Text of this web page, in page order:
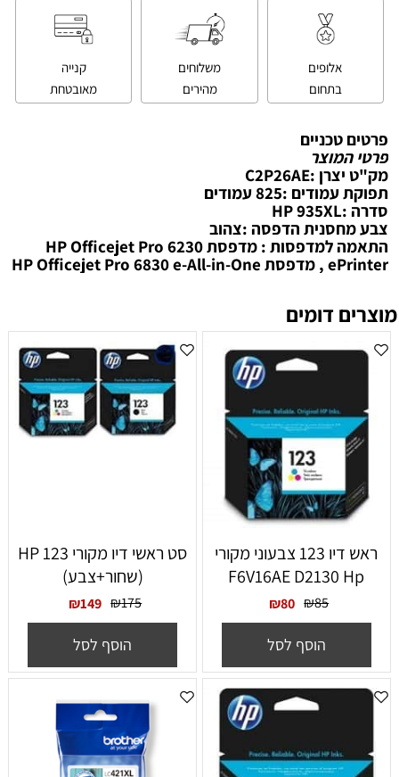
אלופים
בתחום
משלוחים
מהירים
קנייה
מאובטחת
פרטים טכניים
פרטי המוצר
מק"ט יצרן :C2P26AE
תפוקת עמודים :825 עמודים
סדרה :HP 935XL
צבע מחסנית הדפסה :צהוב
התאמה למדפסות : מדפסת HP Officejet Pro 6230
ePrinter , מדפסת HP Officejet Pro 6830 e-All-in-One
מוצרים דומים
ראש דיו 123 צבעוני מקורי
F6V16AE D2130 Hp
₪85
₪80
הוסף לסל
סט ראשי דיו מקורי HP 123
(שחור+צבע)
₪175
₪149
הוסף לסל